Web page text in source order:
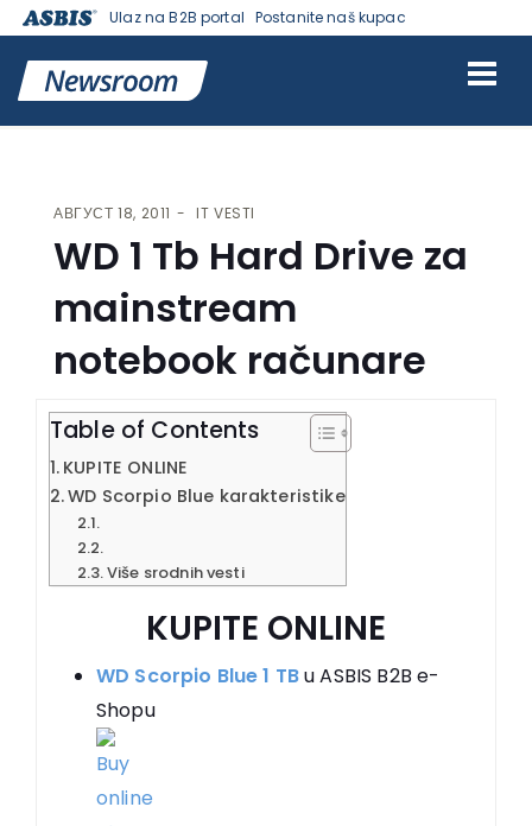
Ulaz na B2B portal Postanite naš kupac
MAINSTREAM NOTEBOOK RAČUNARE
АВГУСТ 18, 2011 IT VESTI
WD 1 Tb Hard Drive za
mainstream
notebook računare
Table of Contents
KUPITE ONLINE
WD Scorpio Blue karakteristike
Više srodnih vesti
KUPITE ONLINE
WD Scorpio Blue 1 TBu ASBIS B2B e-
Shopu